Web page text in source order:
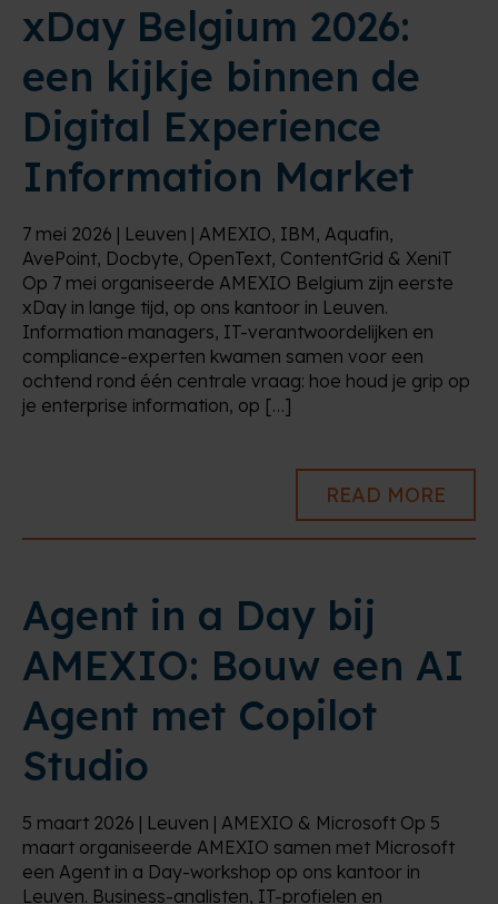
xDay Belgium 2026:
een kijkje binnen de
Digital Experience
Information Market
7 mei 2026 | Leuven | AMEXIO, IBM, Aquafin,
AvePoint, Docbyte, OpenText, ContentGrid & XeniT
Op 7 mei organiseerde AMEXIO Belgium zijn eerste
xDay in lange tijd, op ons kantoor in Leuven.
Information managers, IT-verantwoordelijken en
compliance-experten kwamen samen voor een
ochtend rond één centrale vraag: hoe houd je grip op
je enterprise information, op […]
READ MORE
Agent in a Day bij
AMEXIO: Bouw een AI
Agent met Copilot
Studio
5 maart 2026 | Leuven | AMEXIO & Microsoft Op 5
maart organiseerde AMEXIO samen met Microsoft
een Agent in a Day-workshop op ons kantoor in
Leuven. Business-analisten, IT-profielen en